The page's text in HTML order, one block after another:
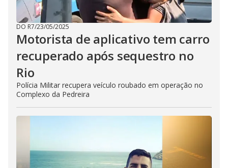
DO R7/23/05/2025
Motorista de aplicativo tem carro
recuperado após sequestro no
Rio
Polícia Militar recupera veículo roubado em operação no
Complexo da Pedreira